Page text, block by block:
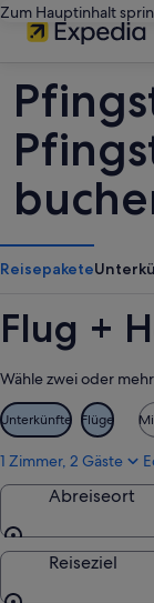
Zum Hauptinhalt
Reisepakete
Flug +
Wähle zwei oder
Unterkünfte Flüge
1 Zimmer, 2 Gäste
Abreiseort
Abreiseort
Reiseziel